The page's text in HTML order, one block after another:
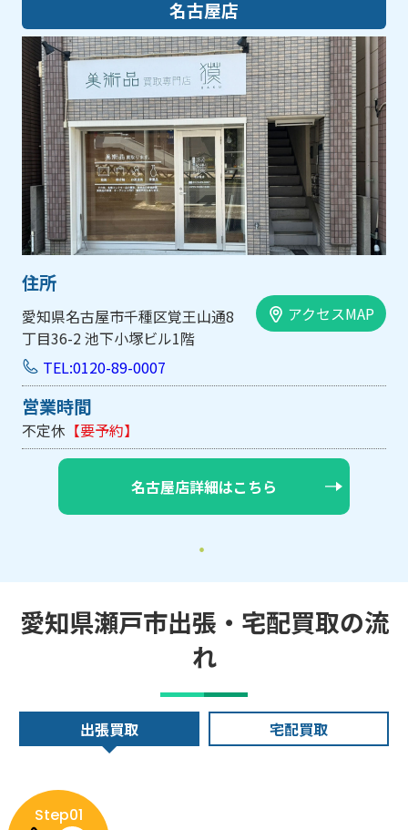
名古屋店
住所
愛知県名古屋市千種区覚王山通8
丁目36-2 池下小塚ビル1階
アクセスMAP
TEL:0120-89-0007
営業時間
不定休 【要予約】
名古屋店詳細はこちら
愛知県瀬戸市出張・宅配買取の流
れ
出張買取 宅配買取
Step01